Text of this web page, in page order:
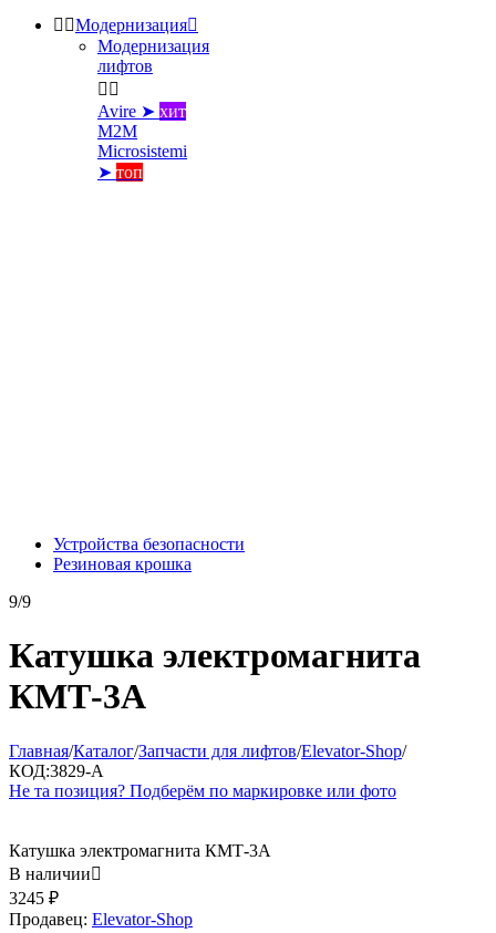
 Модернизация
Модернизация
лифтов
 
Avire ➤ хит
M2M
Microsistemi
➤ топ
Устройства безопасности
Резиновая крошка
9/9
Катушка электромагнита
КМТ-3А
Главная/Каталог/Запчасти для лифтов/Elevator-Shop/
КОД:3829-A
Не та позиция? Подберём по маркировке или фото
Катушка электромагнита КМТ-3А
В наличии
3245 ₽
Продавец: Elevator-Shop